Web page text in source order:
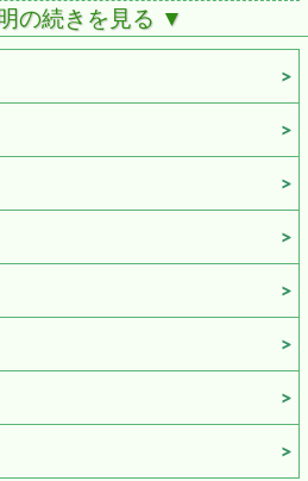
アPCMレコーダーのハイエンド
の後継機となるモデル、『DR-
ブランドならではの豊富なユーザ
して、業務用レコーダーとしての
のオーディオパフォーマンス、
な業務用ハイエンドステレオリニ
ディオパフォーマンスを必要とす
くのパーツを配置する広大なスペ
ハンディレコーダーの特長である
です。『DR-100MKIII』は高いオ
そして音質を得るためにステレオ
スペースと電力をすべてステレオ
選択し、TASCAMステレオリニ
のパフォーマンスを実現しまし
・低消費電力を両立したVELVET
つAKM製AK4558を搭載、S/N
の続きを見る ▼